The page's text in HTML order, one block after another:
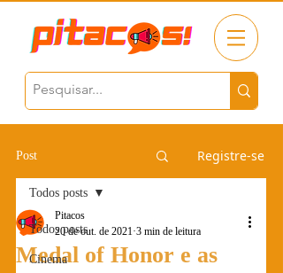
Post Registre-se
Todos posts
Cinema
Todos posts
Medal of Honor e as
Pitacos
20 de out. de 2021 3 min de leitura